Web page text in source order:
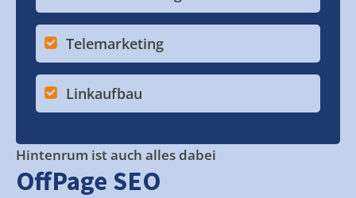
Telemarketing
Linkaufbau
Hintenrum ist auch alles dabei
OffPage SEO